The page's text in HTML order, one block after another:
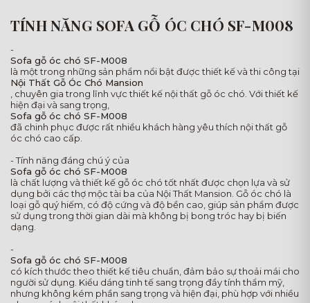
TÍNH NĂNG SOFA GỖ ÓC CHÓ SF-M008
-
Sofa gỗ óc chó SF-M008
là một trong những sản phẩm nổi bật được thiết kế và thi công tại
Nội Thất Gỗ Óc Chó Mansion
, chuyên gia trong lĩnh vực thiết kế nội thất gỗ óc chó. Với thiết kế
hiện đại và sang trọng,
Sofa gỗ óc chó SF-M008
đã chinh phục được rất nhiều khách hàng yêu thích nội thất gỗ
óc chó cao cấp.
- Tính năng đáng chú ý của
Sofa gỗ óc chó SF-M008
là chất lượng và thiết kế gỗ óc chó tốt nhất được chọn lựa và sử
dụng bởi các thợ mộc tài ba của Nội Thất Mansion. Gỗ óc chó là
loại gỗ quý hiếm, có độ cứng và độ bền cao, giúp sản phẩm được
sử dụng trong thời gian dài mà không bị bong tróc hay bị biến
dạng.
-
Sofa gỗ óc chó SF-M008
có kích thước theo thiết kế tiêu chuẩn, đảm bảo sự thoải mái cho
người sử dụng. Kiểu dáng tinh tế sang trọng đầy tính thẩm mỹ,
nhưng không kém phần sang trọng và hiện đại, phù hợp với nhiều